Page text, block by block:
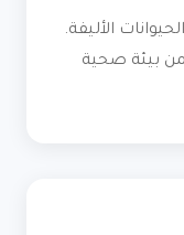
الأليفة.
بيئة صحية